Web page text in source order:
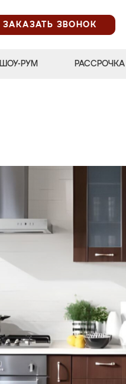
ЗАКАЗАТЬ ЗВОНОК
ШОУ-РУМ РАССРОЧКА